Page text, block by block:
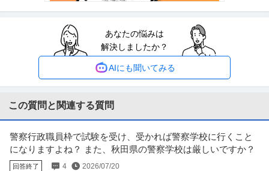
◢◤1級管工事施工管理技士
シンコー・克明工業株式会社
研修あり
年収800万円〜1,200万円
じ、当該求人をビズリーチ上で…続きを見る
警視庁案件のDX推進エンジニア／上流工程新たなビジネスの創出
／業務分析NTT東日本／J3021
ＮＴＴ東日本株式会社
新着 正社員 交通費支給 学歴不問
あなたの悩みは
解決しましたか？
AIにも聞いてみる
この質問と関連する質問
警察行政職員枠で試験を受け、受かれば警察学校に行くこと
になりますよね？ また、秋田県の警察学校は厳しいですか？
回答終了 4 2026/07/20